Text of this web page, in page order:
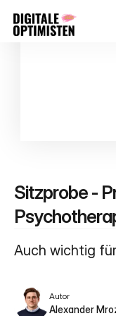
Sitzprobe -
Auch wichtig
Autor
Alexander